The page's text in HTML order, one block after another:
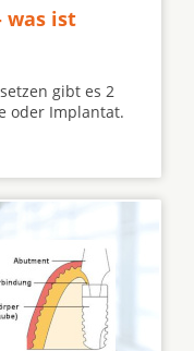
was ist
gibt es 2
oder Implantat.